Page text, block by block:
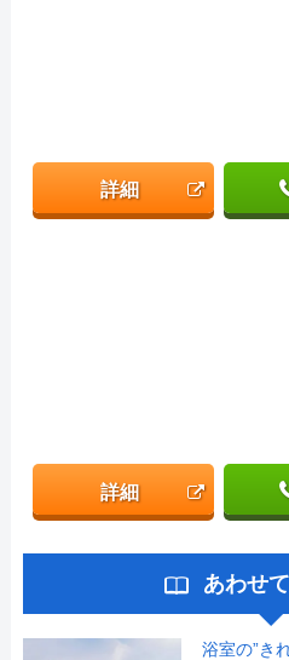
詳細
詳細
あわせ
浴室の”き